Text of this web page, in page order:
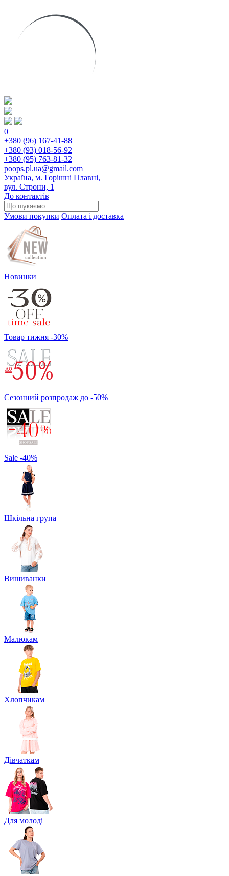
0
+380 (96) 167-41-88
+380 (93) 018-56-92
+380 (95) 763-81-32
poops.pl.ua@gmail.com
Україна, м. Горішні Плавні,
вул. Строни, 1
До контактів
Умови покупки Оплата і доставка
Новинки
Товар тижня -30%
Сезонний розпродаж до -50%
Sale -40%
Шкільна група
Вишиванки
Малюкам
Хлопчикам
Дівчаткам
Для молоді